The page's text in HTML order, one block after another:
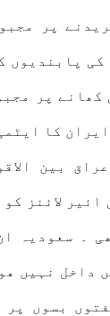
پر
کی پابندیوں
کھانے پر
کا
بین
ائیر لائنز
۔ سعودیہ
داخل نہیں
بسوں پر